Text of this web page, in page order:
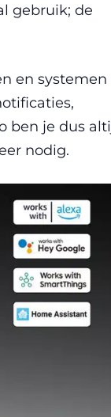
gebruik; de
en systemen
ben je dus
nodig.